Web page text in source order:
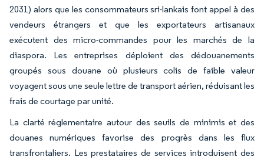
2031) alors que les consommateurs sri-lankais font appel à des
vendeurs étrangers et que les exportateurs artisanaux
exécutent des micro-commandes pour les marchés de la
diaspora. Les entreprises déploient des dédouanements
groupés sous douane où plusieurs colis de faible valeur
voyagent sous une seule lettre de transport aérien, réduisant les
frais de courtage par unité.
La clarté réglementaire autour des seuils de minimis et des
douanes numériques favorise des progrès dans les flux
transfrontaliers. Les prestataires de services introduisent des